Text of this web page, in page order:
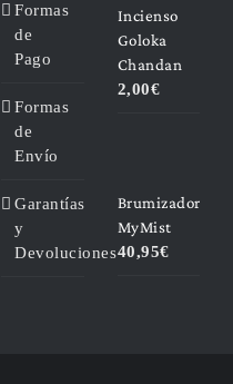
Formas
de
Pago
Formas
de
Envío
Garantías
y
Devoluciones
Incienso
Goloka
Chandan
2,00€
Brumizador
MyMist
40,95€